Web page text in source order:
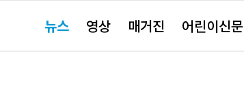
요뉴스 영상 매거진 어린이신문